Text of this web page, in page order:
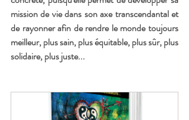
mission de vie dans son axe transcendantal et
de rayonner afin de rendre le monde toujours
meilleur, plus sain, plus équitable, plus sûr, plus
solidaire, plus juste...